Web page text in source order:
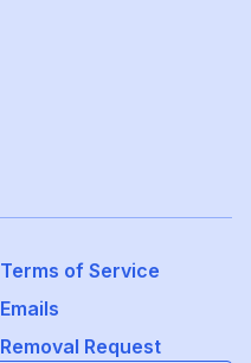
Terms of Service
Emails
Removal Request